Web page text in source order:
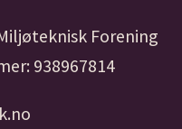
Forening
938967814